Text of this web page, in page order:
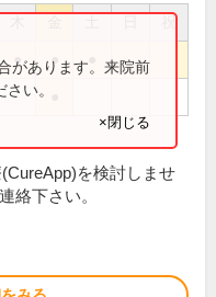
祝
● ●
があります。来院前
い。
×閉じる
を検討しませ
絡下さい。